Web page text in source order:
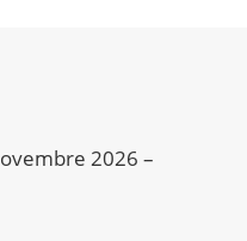
2026 –